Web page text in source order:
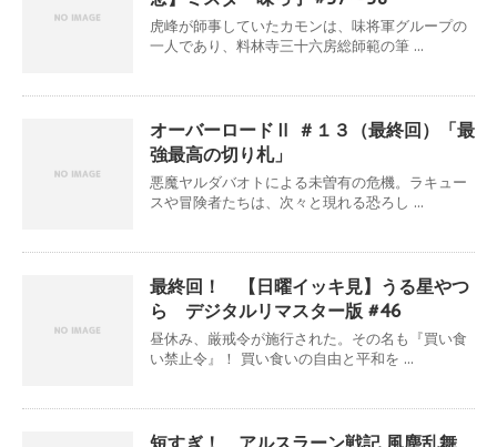
虎峰が師事していたカモンは、味将軍グループの
一人であり、料林寺三十六房総師範の筆 ...
オーバーロードⅡ ＃１３（最終回）「最
強最高の切り札」
悪魔ヤルダバオトによる未曽有の危機。ラキュー
スや冒険者たちは、次々と現れる恐ろし ...
最終回！ 【日曜イッキ見】うる星やつ
ら デジタルリマスター版 #46
昼休み、厳戒令が施行された。その名も『買い食
い禁止令』！ 買い食いの自由と平和を ...
短すぎ！ アルスラーン戦記 風塵乱舞